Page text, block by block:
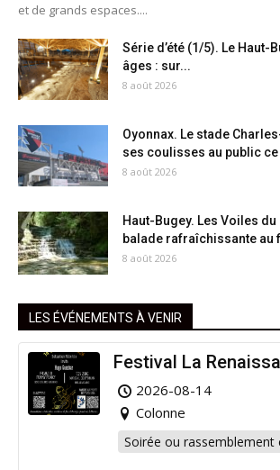
et de grands espaces....
Série d’été (1/5). Le Haut-
âges : sur...
8 août 2026
Oyonnax. Le stade
ses coulisses au public ce
8 août 2026
Haut-Bugey. Les Voiles
balade rafraîchissante au
8 août 2026
LES ÉVÉNEMENTS À VENIR
Festival La
2026-08-14
Colonne
Soirée ou rassemblement